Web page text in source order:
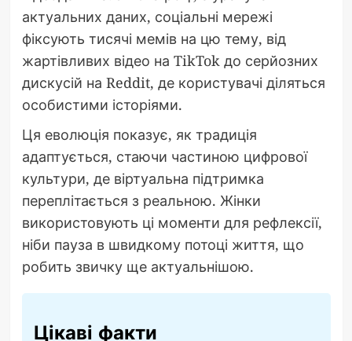
актуальних даних, соціальні мережі
фіксують тисячі мемів на цю тему, від
жартівливих відео на TikTok до серйозних
дискусій на Reddit, де користувачі діляться
особистими історіями.
Ця еволюція показує, як традиція
адаптується, стаючи частиною цифрової
культури, де віртуальна підтримка
переплітається з реальною. Жінки
використовують ці моменти для рефлексії,
ніби пауза в швидкому потоці життя, що
робить звичку ще актуальнішою.
Цікаві факти